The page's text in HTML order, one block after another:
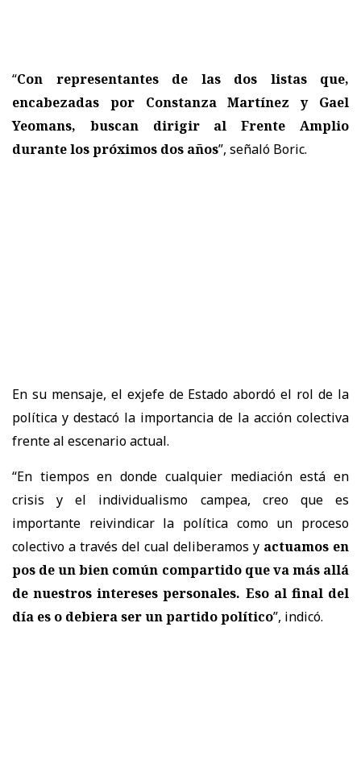
“Con representantes de las dos listas que,
encabezadas por Constanza Martínez y Gael
Yeomans, buscan dirigir al Frente Amplio
durante los próximos dos años”, señaló Boric.
En su mensaje, el exjefe de Estado abordó el rol de la
política y destacó la importancia de la acción colectiva
frente al escenario actual.
“En tiempos en donde cualquier mediación está en
crisis y el individualismo campea, creo que es
importante reivindicar la política como un proceso
colectivo a través del cual deliberamos y actuamos en
pos de un bien común compartido que va más allá
de nuestros intereses personales. Eso al final del
día es o debiera ser un partido político”, indicó.